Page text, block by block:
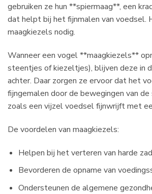
gebruiken ze hun **spiermaag**, een
dat helpt bij het fijnmalen van voedsel.
maagkiezels nodig.
Wanneer een vogel **maagkiezels**
steentjes of kiezeltjes), blijven deze in
achter. Daar zorgen ze ervoor dat het
fijngemalen door de bewegingen van
zoals een vijzel voedsel fijnwrijft met
De voordelen van maagkiezels:
Helpen bij het verteren van harde
Bevorderen de opname van
Ondersteunen de algemene